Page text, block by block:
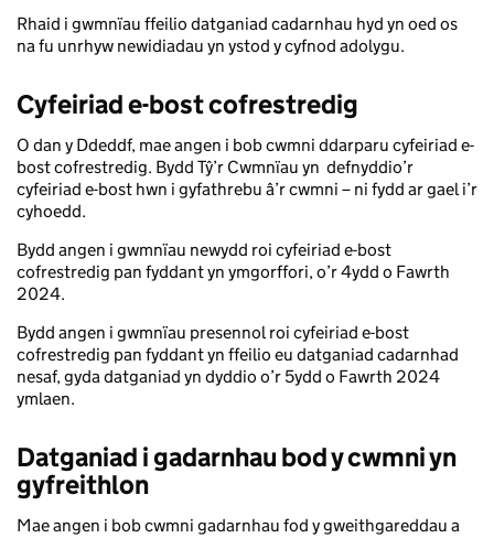
Rhaid i gwmnïau ffeilio datganiad cadarnhau hyd yn oed os
na fu unrhyw newidiadau yn ystod y cyfnod adolygu.
Cyfeiriad e-bost cofrestredig
O dan y Ddeddf, mae angen i bob cwmni ddarparu cyfeiriad e-
bost cofrestredig. Bydd Tŷ’r Cwmnïau yn defnyddio’r
cyfeiriad e-bost hwn i gyfathrebu â’r cwmni – ni fydd ar gael i’r
cyhoedd.
Bydd angen i gwmnïau newydd roi cyfeiriad e-bost
cofrestredig pan fyddant yn ymgorffori, o’r 4ydd o Fawrth
2024.
Bydd angen i gwmnïau presennol roi cyfeiriad e-bost
cofrestredig pan fyddant yn ffeilio eu datganiad cadarnhad
nesaf, gyda datganiad yn dyddio o’r 5ydd o Fawrth 2024
ymlaen.
Datganiad i gadarnhau bod y cwmni yn
gyfreithlon
Mae angen i bob cwmni gadarnhau fod y gweithgareddau a